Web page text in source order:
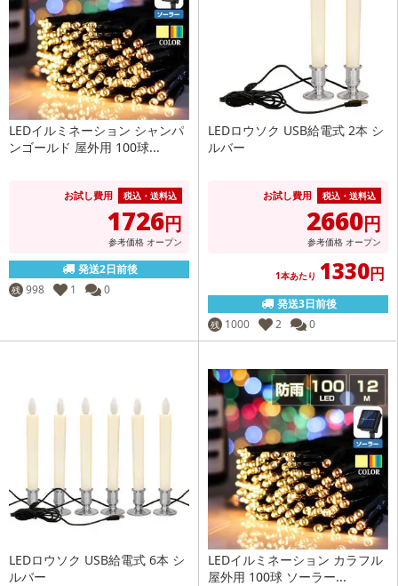
LEDイルミネーション シャンパ
ンゴールド 屋外用 100球...
お試し費用 税込・送料込
1726円
参考価格 オープン
発送2日前後
残 998 1 0
LEDロウソク USB給電式 2本 シ
ルバー
お試し費用 税込・送料込
2660円
参考価格 オープン
1本あたり 1330円
発送3日前後
残 1000 2 0
LEDロウソク USB給電式 6本 シ
ルバー
LEDイルミネーション カラフル
屋外用 100球 ソーラー...